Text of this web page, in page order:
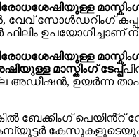
മാസ്കിംഗ്
സോൾഡറിംഗ്
ഫിലിം
മാസ്കിംഗ്
മാസ്കിംഗ് ടേപ്പ്
അഡീഷൻ, ഉയർന്ന
ബേക്കിംഗ് പെയിൻ്റ്